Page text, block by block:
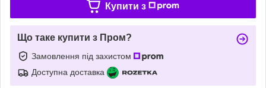
Купити з
Що таке купити з Пром?
Замовлення під захистом
Доступна доставка